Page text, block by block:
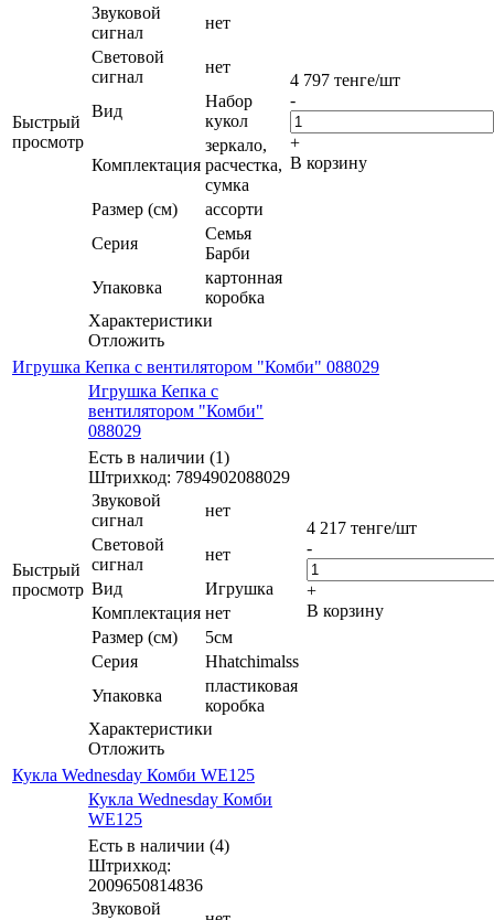
Быстрый
просмотр
Звуковой
сигнал
нет
Световой
сигнал
нет
Вид
Набор
кукол
Комплектация
зеркало,
расчестка,
сумка
Размер (см)
ассорти
Серия
Семья
Барби
Упаковка
картонная
коробка
Характеристики
Отложить
4 797 тенге/шт
-
+
В корзину
Игрушка Кепка с вентилятором "Комби" 088029
Быстрый
просмотр
Игрушка Кепка с
вентилятором "Комби"
088029
Есть в наличии (1)
Штрихкод: 7894902088029
Звуковой
сигнал
нет
Световой
сигнал
нет
Вид
Игрушка
Комплектация нет
Размер (см)
5см
Серия
Hhatchimalss
Упаковка
пластиковая
коробка
Характеристики
Отложить
4 217 тенге/шт
-
+
В корзину
Кукла Wednesday Комби WE125
Кукла Wednesday Комби
WE125
Есть в наличии (4)
Штрихкод:
2009650814836
Звуковой